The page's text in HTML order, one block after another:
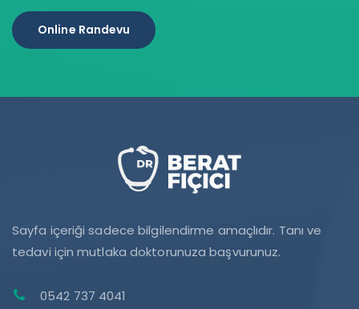
Online Randevu
Sayfa içeriği sadece bilgilendirme amaçlıdır. Tanı ve
tedavi için mutlaka doktorunuza başvurunuz.
0542 737 4041